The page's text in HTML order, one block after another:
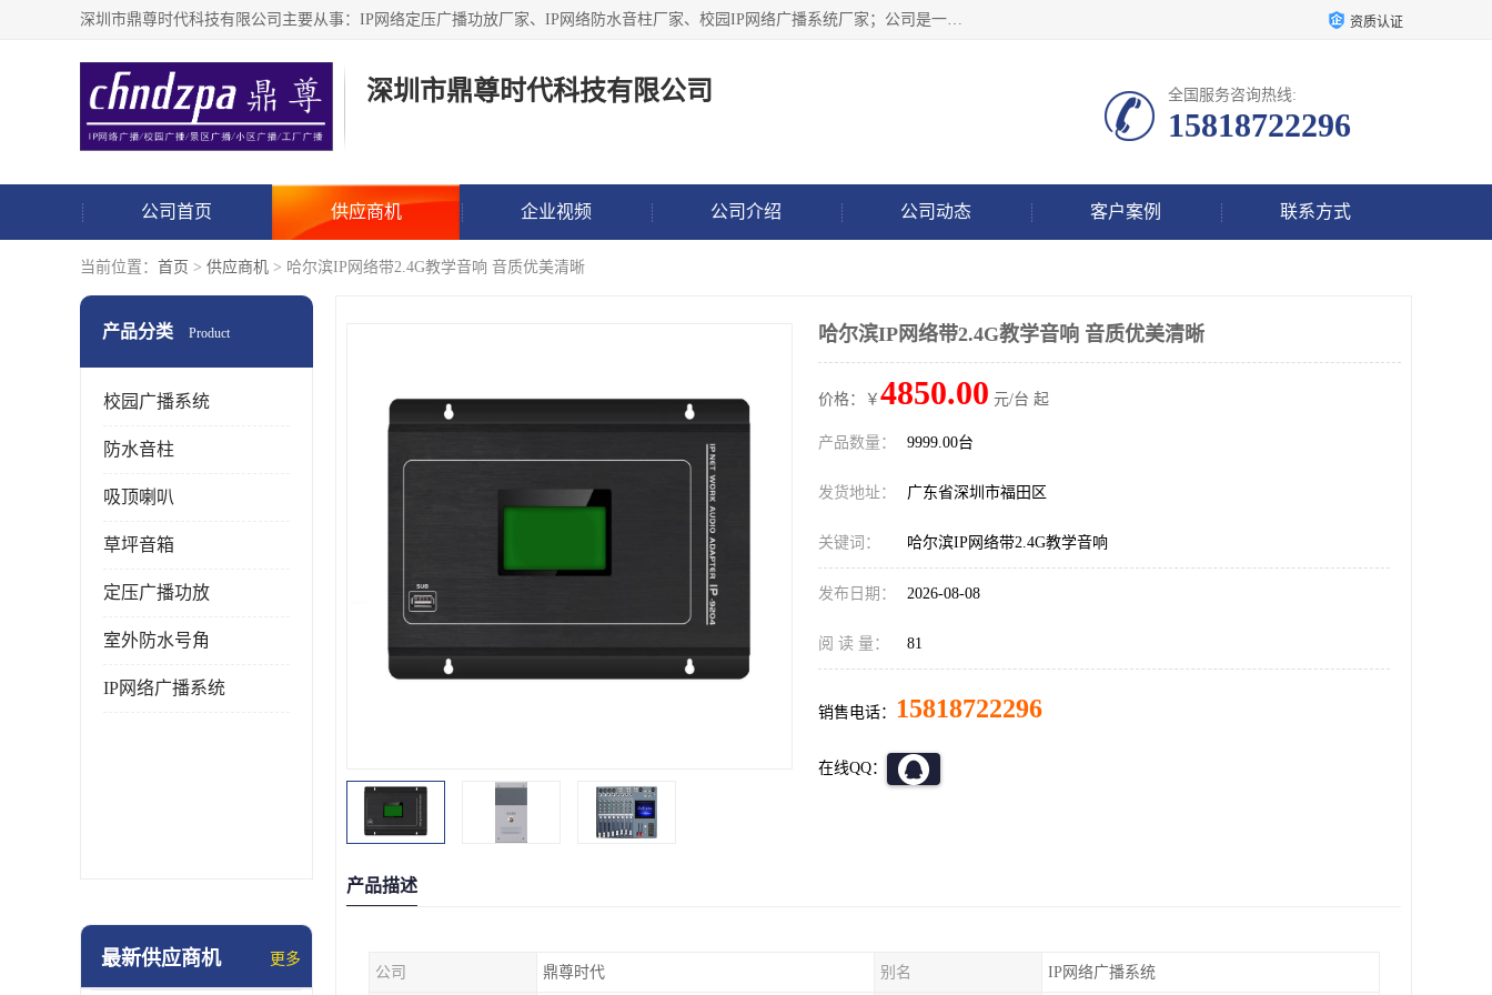
深圳市鼎尊时代科技有限公司主要从事：IP网络定压广播功放厂家、IP网络防水音柱厂家、校园IP网络广播系统厂家；公司是一家集研发、生产、销售公共广播器材于一体的现代电子科技企业。公司成立多年来，本着“自主研发技术、开拓稳定的产品”的宗旨，集多年的行业经验，引航广播行业的迅猛发展，使产品能够适应时代技术发展的需要。 资质认证
深圳市鼎尊时代科技有限公司 全国服务咨询热线:
15818722296
公司首页 供应商机 企业视频 公司介绍 公司动态 客户案例 联系方式
当前位置： 首页 > 供应商机 > 哈尔滨IP网络带2.4G教学音响 音质优美清晰
产品分类 Product
校园广播系统
防水音柱
吸顶喇叭
草坪音箱
定压广播功放
室外防水号角
IP网络广播系统
最新供应商机 更多
哈尔滨IP网络带2.4G教学音响 音质优美清晰
价格：￥ 4850.00 元/台 起
产品数量： 9999.00台
发货地址： 广东省深圳市福田区
关键词： 哈尔滨IP网络带2.4G教学音响
发布日期： 2026-08-08
阅 读 量： 81
销售电话： 15818722296
在线QQ：
产品描述
公司 鼎尊时代 别名 IP网络广播系统